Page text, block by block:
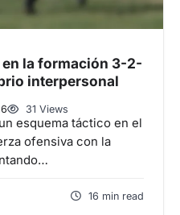
la formación 3-2-
interpersonal
31 Views
esquema táctico en el
ofensiva con la
16 min read